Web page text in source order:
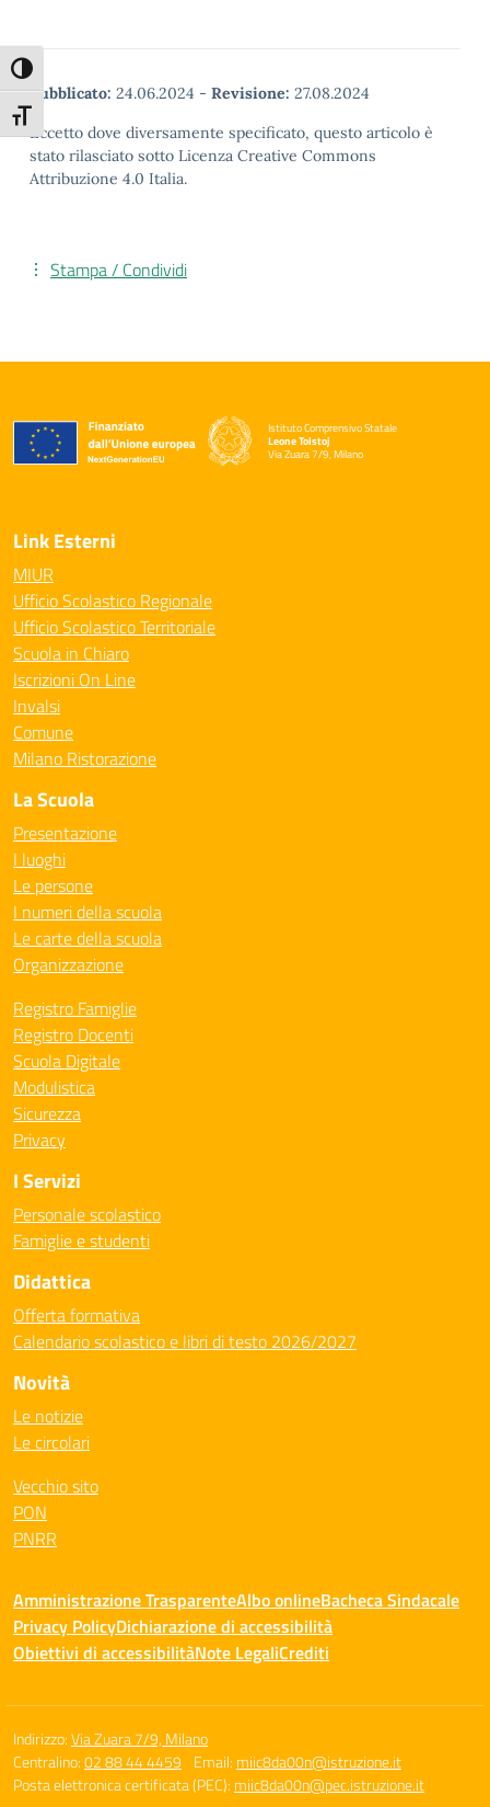
Attiva/disattiva alto contrasto
Attiva/disattiva dimensione testo
Pubblicato: 24.06.2024 - Revisione: 27.08.2024
Eccetto dove diversamente specificato, questo articolo è
stato rilasciato sotto Licenza Creative Commons
Attribuzione 4.0 Italia.
Stampa / Condividi
Istituto Comprensivo Statale
Leone Tolstoj
Via Zuara 7/9, Milano
— Visita la pagina iniziale della scuola
Link Esterni
MIUR
Ufficio Scolastico Regionale
Ufficio Scolastico Territoriale
Scuola in Chiaro
Iscrizioni On Line
Invalsi
Comune
Milano Ristorazione
La Scuola
Presentazione
I luoghi
Le persone
I numeri della scuola
Le carte della scuola
Organizzazione
Registro Famiglie
Registro Docenti
Scuola Digitale
Modulistica
Sicurezza
Privacy
I Servizi
Personale scolastico
Famiglie e studenti
Didattica
Offerta formativa
Calendario scolastico e libri di testo 2026/2027
Novità
Le notizie
Le circolari
Vecchio sito
PON
PNRR
Amministrazione TrasparenteAlbo onlineBacheca Sindacale
Privacy PolicyDichiarazione di accessibilità
Obiettivi di accessibilitàNote LegaliCrediti
Indirizzo:Via Zuara 7/9, Milano
Centralino:02 88 44 4459 Email: miic8da00n@istruzione.it
Posta elettronica certificata (PEC): miic8da00n@pec.istruzione.it